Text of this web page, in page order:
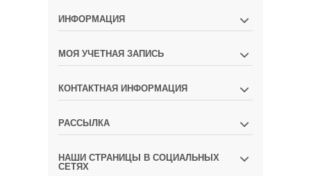
ИНФОРМАЦИЯ
МОЯ УЧЕТНАЯ ЗАПИСЬ
КОНТАКТНАЯ ИНФОРМАЦИЯ
РАССЫЛКА
НАШИ СТРАНИЦЫ В СОЦИАЛЬНЫХ
СЕТЯХ